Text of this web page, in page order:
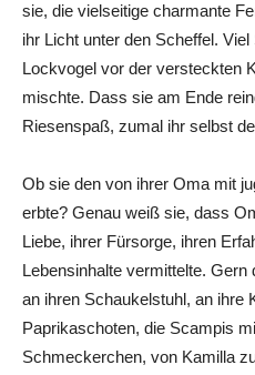
sie, die vielseitige charmante
ihr Licht unter den Scheffel.
Lockvogel vor der versteckten
mischte. Dass sie am Ende
Riesenspaß, zumal ihr selbst
Ob sie den von ihrer Oma mit
erbte? Genau weiß sie, dass
Liebe, ihrer Fürsorge, ihren
Lebensinhalte vermittelte.
an ihren Schaukelstuhl, an ihre
Paprikaschoten, die Scampis
Schmeckerchen, von Kamilla